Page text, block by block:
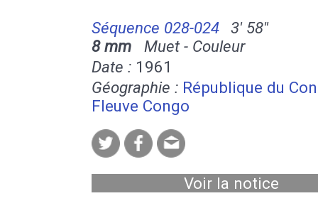
Séquence 028-024
3' 58''
8 mm Muet - Couleur
Date : 1961
Géographie : République du
Fleuve Congo
Voir la notice